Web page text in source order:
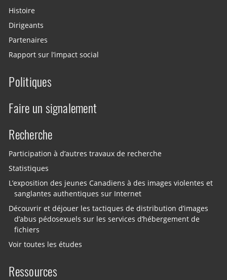
Histoire
Dirigeants
Partenaires
Rapport sur l’impact social
Politiques
Faire un signalement
Recherche
Participation à d’autres travaux de recherche
Statistiques
L’exposition des jeunes Canadiens à des images violentes et
sanglantes authentiques sur Internet
Découvrir et déjouer les tactiques de distribution d’images
d’abus pédosexuels sur les services d’hébergement de
fichiers
Voir toutes les études
Ressources